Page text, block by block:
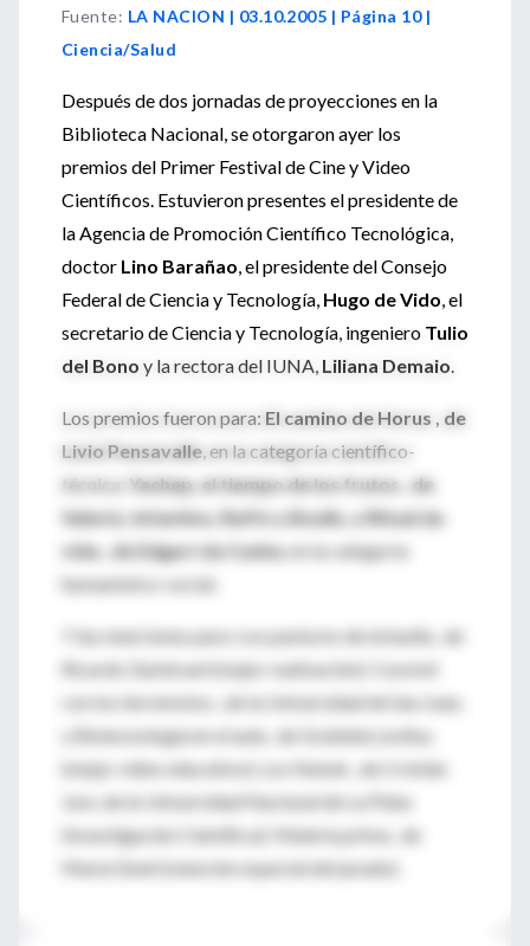
Fuente: LA NACION | 03.10.2005 | Página 10 |
Ciencia/Salud
Después de dos jornadas de proyecciones en la
Biblioteca Nacional, se otorgaron ayer los
premios del Primer Festival de Cine y Video
Científicos. Estuvieron presentes el presidente de
la Agencia de Promoción Científico Tecnológica,
doctor Lino Barañao, el presidente del Consejo
Federal de Ciencia y Tecnología, Hugo de Vido, el
secretario de Ciencia y Tecnología, ingeniero Tulio
del Bono y la rectora del IUNA, Liliana Demaio.
Los premios fueron para: El camino de Horus , de
Livio Pensavalle, en la categoría científico-
técnica; Yachep, el tiempo de los frutos , de
Valerio, Infantino, Raffo y Boulls, y Ritual da
vida , de Edgart da Cunha, en la categoría
humanístico-social.
Y las menciones para: Los pastores de la huella , de
Ricardo Zambrani (mejor realización); Convivir
con los terremotos , de la Universidad de San Juan,
y Biotecnología en el aula , de Grabiela Levitus
(mejor video educativo); Los Nukak , de Cristián
Jure, de la Universidad Nacional de La Plata
(Investigación Científica); Materia prima , de
María Denti (mención especial del jurado).